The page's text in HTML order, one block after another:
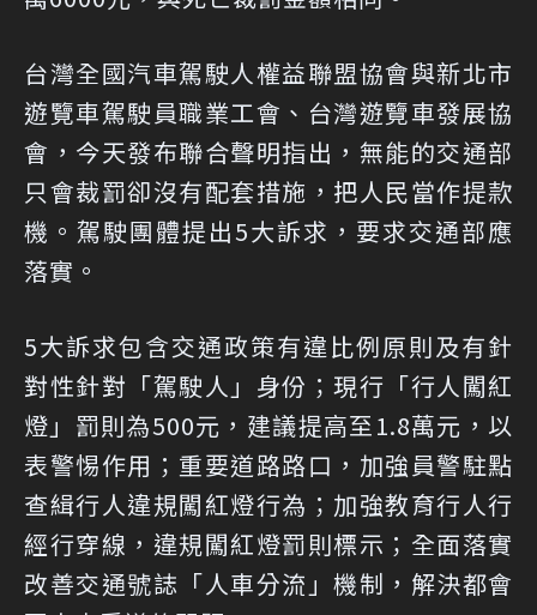
台灣全國汽車駕駛人權益聯盟協會與新北市
遊覽車駕駛員職業工會、台灣遊覽車發展協
會，今天發布聯合聲明指出，無能的交通部
只會裁罰卻沒有配套措施，把人民當作提款
機。駕駛團體提出5大訴求，要求交通部應
落實。
5大訴求包含交通政策有違比例原則及有針
對性針對「駕駛人」身份；現行「行人闖紅
燈」罰則為500元，建議提高至1.8萬元，以
表警惕作用；重要道路路口，加強員警駐點
查緝行人違規闖紅燈行為；加強教育行人行
經行穿線，違規闖紅燈罰則標示；全面落實
改善交通號誌「人車分流」機制，解決都會